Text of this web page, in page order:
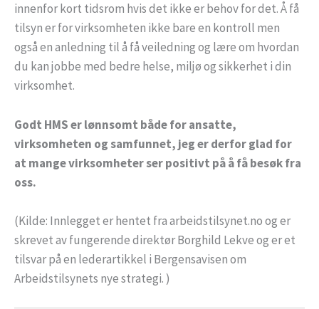
innenfor kort tidsrom hvis det ikke er behov for det. Å få
tilsyn er for virksomheten ikke bare en kontroll men
også en anledning til å få veiledning og lære om hvordan
du kan jobbe med bedre helse, miljø og sikkerhet i din
virksomhet.
Godt HMS er lønnsomt både for ansatte,
virksomheten og samfunnet, jeg er derfor glad for
at mange virksomheter ser positivt på å få besøk fra
oss.
(Kilde: Innlegget er hentet fra arbeidstilsynet.no og er
skrevet av fungerende direktør Borghild Lekve og er et
tilsvar på en lederartikkel i Bergensavisen om
Arbeidstilsynets nye strategi. )